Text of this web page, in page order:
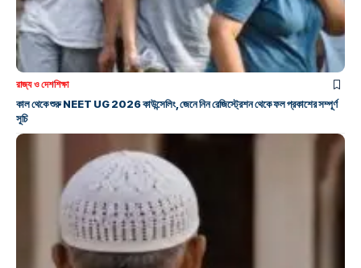
রাজ্য ও দেশশিক্ষা
কাল থেকে শুরু NEET UG 2026 কাউন্সেলিং, জেনে নিন রেজিস্ট্রেশন থেকে ফল প্রকাশের সম্পূর্ণ
সূচি